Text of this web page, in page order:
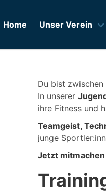
Home Unser Verein
Du bist zwischen
In unserer
ihre Fitness und
Teamgeist,
junge
Jetzt